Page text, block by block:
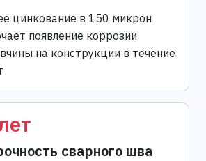
цинкование в 150 микрон
появление коррозии
на конструкции в течение
сварного шва